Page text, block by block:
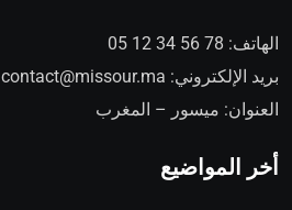
الهاتف: 78 56 34 12 05
بريد الإلكتروني: contact@missour.ma
العنوان: ميسور – المغرب
أخر المواضيع